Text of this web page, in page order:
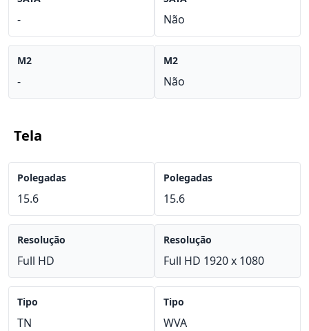
-
M2
-
Não
M2
Não
Tela
Polegadas
15.6
Resolução
Full HD
Tipo
TN
Polegadas
15.6
Resolução
Full HD 1920 x 1080
Tipo
WVA